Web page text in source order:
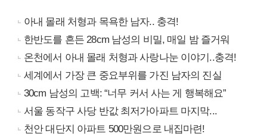
아내 몰래 처형과 목욕한 남자.. 충격!
한반도를 흔든 28cm 남성의 비밀, 매일 밤 즐거워
온천에서 아내 몰래 처형과 사랑나눈 이야기..충격!
세계에서 가장 큰 중요부위를 가진 남자의 진실
30cm 남성의 고백: “너무 커서 사는 게 행복해요”
서울 동작구 사당 반값 최저가아파트 마지막...
천안 대단지 아파트 500만원으로 내집마련!